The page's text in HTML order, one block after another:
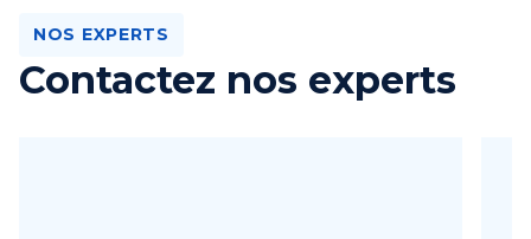
NOS EXPERTS
Contactez nos experts